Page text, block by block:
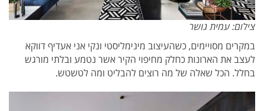
צילום: עמית גושר
במקרים מסויימים, כשהעיצוב מינימליסטי ונקי אני אעדיף דווקא
לעצב את הארונות כחלק מחיפוי הקיר אשר נטמע ובלתי מורגש
בחלל. הכל שאלה של מה רוצים להבליט ומה לטשטש.